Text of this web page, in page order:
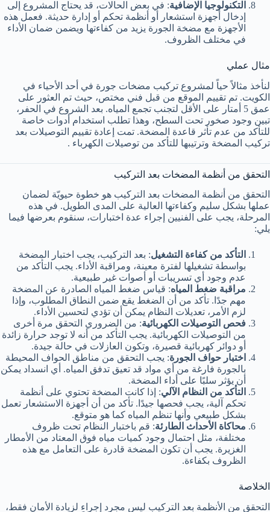
التكنولوجيا الإضافية: في بعض الحالات، قد يحتاج المشروع إلى
إدخال أجهزة استشعار أو أنظمة تحكم أو إدارة حديثة. فعمل هذه
الأجهزة مع مضخة الجورة يزيد من كفاءتها ويضمن ضمان الأداء
في مختلف الظروف.
مثال عملي
لنأخذ مثالاً حياً لمشروع تركيب مضخات جورة في أحد الأحياء في
الكويت. تم تقييم الموقع من قبل فني مختص، حيث تم العثور على
عمق 5 أمتار على الأقل لتجنب تجمع المياه. بعد الشروع في الحفر،
تبين وجود صخور تحت السطح، وهذا تطلب استخدام أدوات خاصة
للتأكد من عدم تأثر قاعدة المضخة. تمت إعادة تقييم التوصيلات بعد
تركيب المضخة وترتيبها للتأكد من توصيلات الكهرباء .
التحقق من أنظمة المضخات بعد التركيب
التحقق من أنظمة المضخات بعد التركيب هو خطوة حيويّة لضمان
عملها بشكل سليم وكفاءتها العالية على المدى الطويل. في هذه
المرحلة، يجب على الفنيين إجراء عدة اختبارات، سنقوم بعرضها فيما
يلي:
التأكد من كفاءة التشغيل: بعد التركيب، يجب اختبار المضخة
بواسطة تشغيلها لفترة معينة، ومراقبة الأداء. يجب التأكد من
عدم وجود أي تسريبات أو أصوات غير طبيعية.
مراقبة ضغط المياه: قياس ضغط المياه الصادرة عن المضخة
مهم جدًا. تأكد من أن الضغط يقع ضمن النطاق المطلوب، وإذا
لزم الأمر، تعديلات النظام يمكن أن تؤدي لتحسين الأداء.
فحص التوصيلات الكهربائية: من الضروري التحقق مرة أخرى
من التوصيلات الكهربائية. يجب التأكد من أنه لا توجد حرارة زائدة
أو دوائر كهربائية قصيرة، وتكون العازلات في حالة جيدة.
اختبار حواف الجورة: يجب التحقق من مناطق الحواف المحيطة
بالجورة فارغة من أي مواد قد تعيق تدفق المياه. أي انسداد يمكن
أن يؤثر سلبًا على أداء المضخة.
التأكد من النظام الآلي: إذا كانت المضخة تحتوي على أنظمة
تحكم آلية، يجب فحصها جيدًا. تأكد من أن أجهزة الاستشعار تعمل
بشكل طبيعي وأنها تنظم المياه كما هو متوقع.
محاكاة الأحداث الطارئة: قم باختبار النظام تحت ظروف
مختلفة، مثل احتمال وجود كميات مياه فوق المعتاد من الأمطار
الغزيرة. يجب أن تكون المضخة قادرة على التعامل مع هذه
الظروف بكفاءة.
الخلاصة
التحقق من الأنظمة بعد التركيب ليس مجرد إجراء لزيادة الأمان فقط،